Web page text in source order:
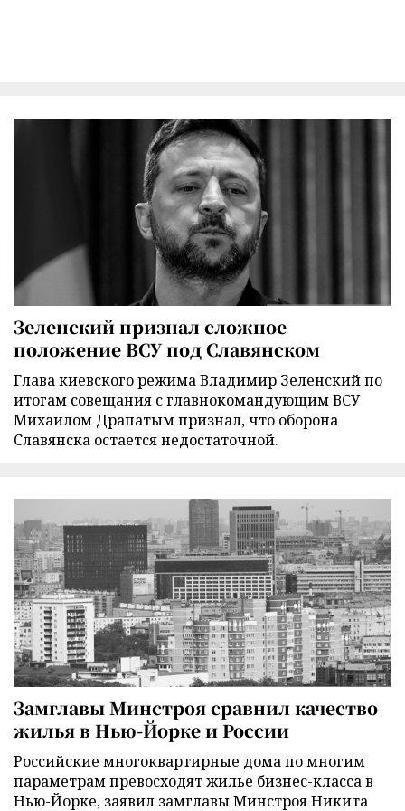
Зеленский признал сложное
положение ВСУ под Славянском
Глава киевского режима Владимир Зеленский по
итогам совещания с главнокомандующим ВСУ
Михаилом Драпатым признал, что оборона
Славянска остается недостаточной.
Замглавы Минстроя сравнил качество
жилья в Нью-Йорке и России
Российские многоквартирные дома по многим
параметрам превосходят жилье бизнес-класса в
Нью-Йорке, заявил замглавы Минстроя Никита